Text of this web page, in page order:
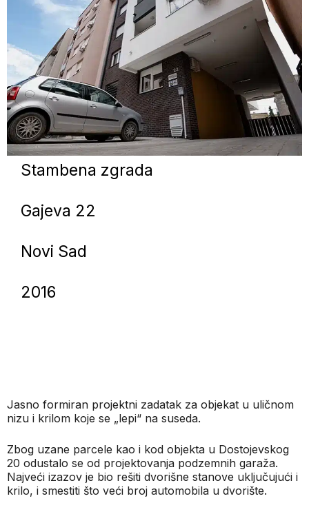
Stambena zgrada
Gajeva 22
Novi Sad
2016
Jasno formiran projektni zadatak za objekat u uličnom
nizu i krilom koje se „lepi“ na suseda.
Zbog uzane parcele kao i kod objekta u Dostojevskog
20 odustalo se od projektovanja podzemnih garaža.
Najveći izazov je bio rešiti dvorišne stanove uključujući i
krilo, i smestiti što veći broj automobila u dvorište.